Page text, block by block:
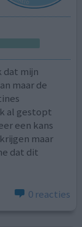
dat mijn
maar de
al gestopt
een kans
maar
dat dit
0 reacties